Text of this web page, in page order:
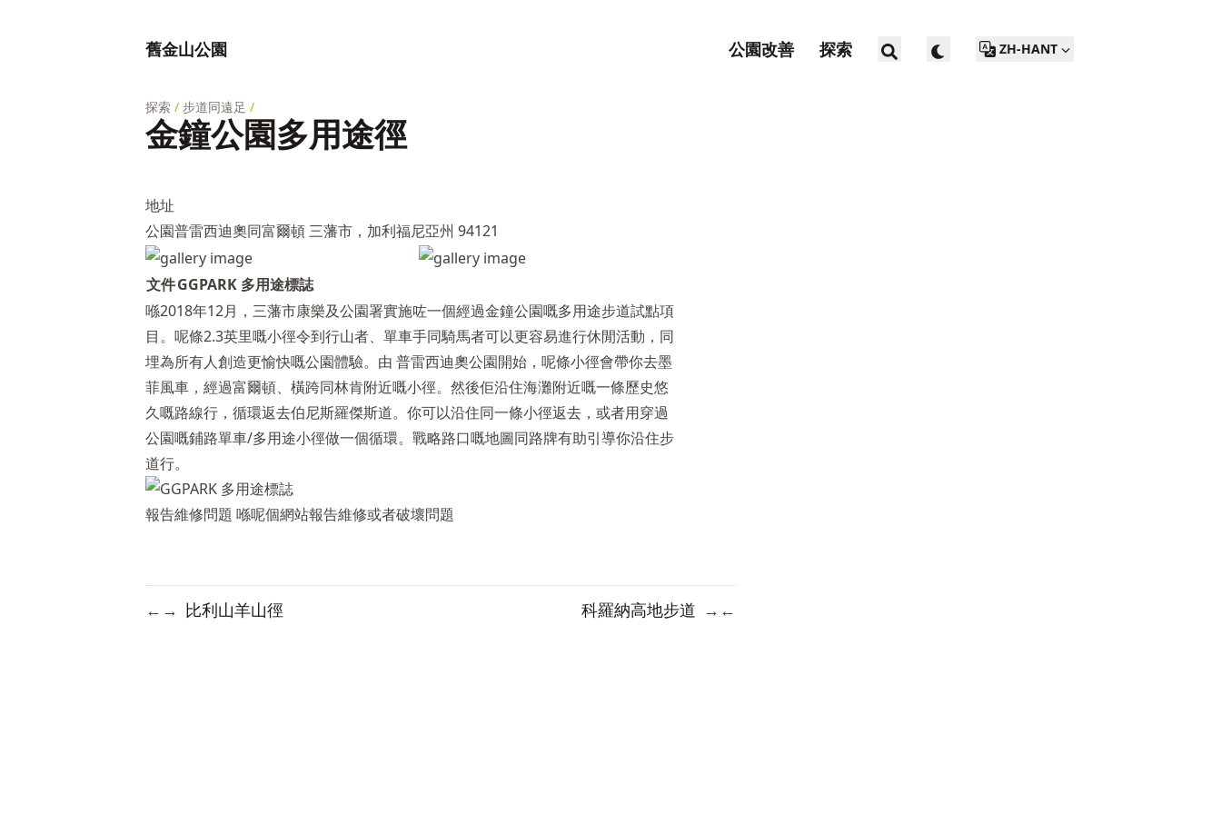
舊金山公園 公園改善 探索 ZH-HANT
探索 / 步道同遠足 /
金鐘公園多用途徑
地址
公園普雷西迪奧同富爾頓 三藩市，加利福尼亞州 94121
文件GGPARK 多用途標誌
喺2018年12月，三藩市康樂及公園署實施咗一個經過金鐘公園嘅多用途步道試點項
目。呢條2.3英里嘅小徑令到行山者、單車手同騎馬者可以更容易進行休閒活動，同
埋為所有人創造更愉快嘅公園體驗。由 普雷西迪奧公園開始，呢條小徑會帶你去墨
菲風車，經過富爾頓、橫跨同林肯附近嘅小徑。然後佢沿住海灘附近嘅一條歷史悠
久嘅路線行，循環返去伯尼斯羅傑斯道。你可以沿住同一條小徑返去，或者用穿過
公園嘅鋪路單車/多用途小徑做一個循環。戰略路口嘅地圖同路牌有助引導你沿住步
道行。
報告維修問題 喺呢個網站報告維修或者破壞問題
← → 比利山羊山徑 科羅納高地步道 → ←